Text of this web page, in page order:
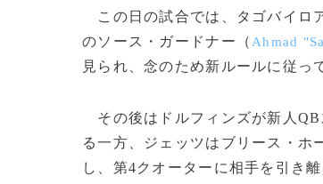
この日の試合では、タゴバイロ
のソース・ガードナー（ Ahmad
見られ、念のため新ルールに従っ
その後はドルフィンズが新人QB
る一方、ジェッツはブリース・ホ
し、第4クオーターに相手を引き